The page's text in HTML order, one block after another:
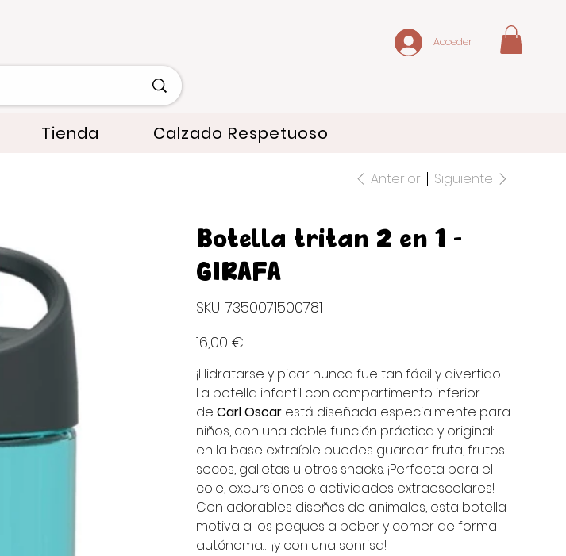
Acceder
Tienda Calzado Respetuoso
Anterior Siguiente
Botella tritan 2 en 1 -
GIRAFA
SKU:
7350071500781
7350071500781
16,00 €
¡Hidratarse y picar nunca fue tan fácil y divertido!
La botella infantil con compartimento inferior
de Carl Oscar está diseñada especialmente para
niños, con una doble función práctica y original:
en la base extraíble puedes guardar fruta, frutos
secos, galletas u otros snacks. ¡Perfecta para el
cole, excursiones o actividades extraescolares!
Con adorables diseños de animales, esta botella
motiva a los peques a beber y comer de forma
autónoma… ¡y con una sonrisa!